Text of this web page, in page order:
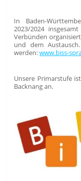
In Baden-
2023/2024
Verbünden
und dem
werden:www.biss-
Unsere Primarstufe
Backnang an.